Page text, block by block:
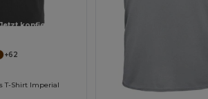
konfigurieren!
+62
T-Shirt Imperial